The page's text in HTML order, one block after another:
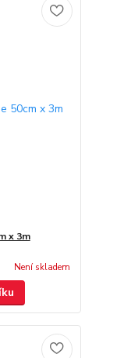
x 3m
Není skladem